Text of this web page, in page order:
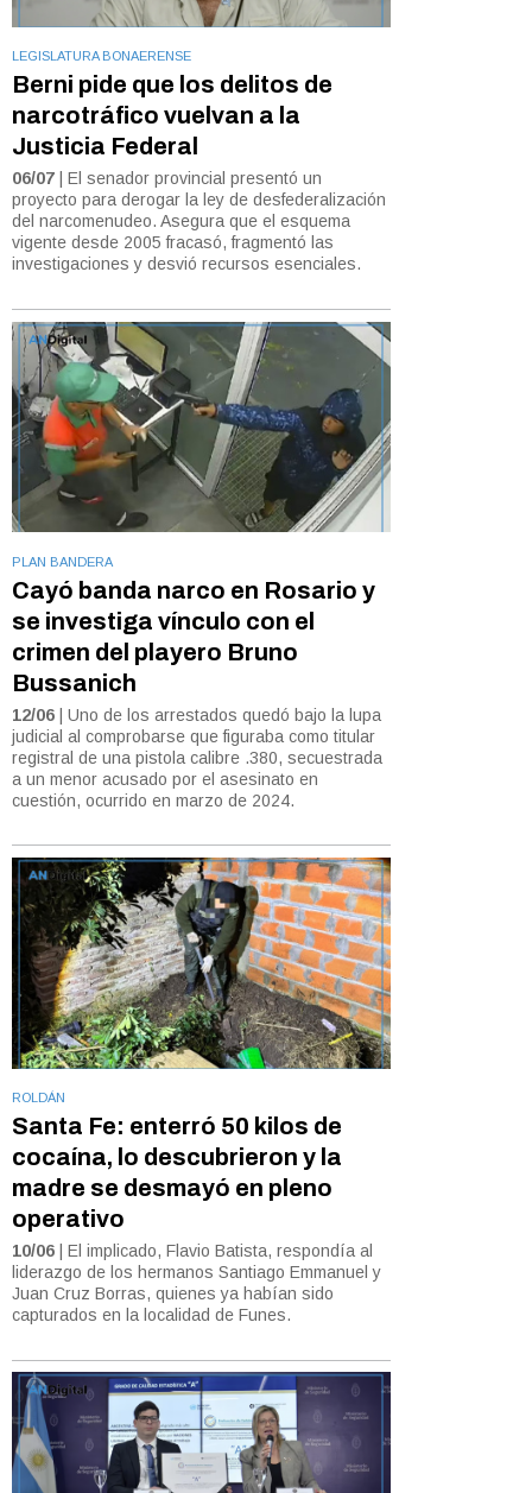
LEGISLATURA BONAERENSE
Berni pide que los delitos de
narcotráfico vuelvan a la
Justicia Federal
06/07 | El senador provincial presentó un
proyecto para derogar la ley de desfederalización
del narcomenudeo. Asegura que el esquema
vigente desde 2005 fracasó, fragmentó las
investigaciones y desvió recursos esenciales.
PLAN BANDERA
Cayó banda narco en Rosario y
se investiga vínculo con el
crimen del playero Bruno
Bussanich
12/06 | Uno de los arrestados quedó bajo la lupa
judicial al comprobarse que figuraba como titular
registral de una pistola calibre .380, secuestrada
a un menor acusado por el asesinato en
cuestión, ocurrido en marzo de 2024.
ROLDÁN
Santa Fe: enterró 50 kilos de
cocaína, lo descubrieron y la
madre se desmayó en pleno
operativo
10/06 | El implicado, Flavio Batista, respondía al
liderazgo de los hermanos Santiago Emmanuel y
Juan Cruz Borras, quienes ya habían sido
capturados en la localidad de Funes.